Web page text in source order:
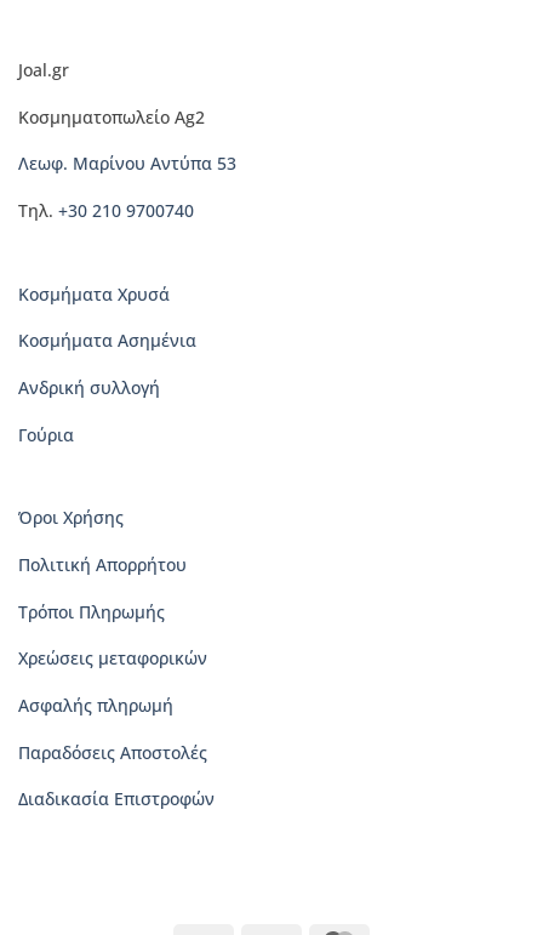
Joal.gr
Κοσμηματοπωλείο Ag2
Λεωφ. Μαρίνου Αντύπα 53
Τηλ. +30 210 9700740
Κοσμήματα Χρυσά
Κοσμήματα Ασημένια
Ανδρική συλλογή
Γούρια
Όροι Χρήσης
Πολιτική Απορρήτου
Τρόποι Πληρωμής
Χρεώσεις μεταφορικών
Ασφαλής πληρωμή
Παραδόσεις Αποστολές
Διαδικασία Επιστροφών